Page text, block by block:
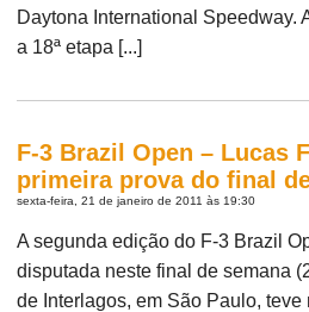
Daytona International Speedway.
a 18ª etapa [...]
F-3 Brazil Open – Lucas
primeira prova do final
sexta-feira, 21 de janeiro de 2011 às 19:30
A segunda edição do F-3 Brazil
disputada neste final de semana
de Interlagos, em São Paulo, teve